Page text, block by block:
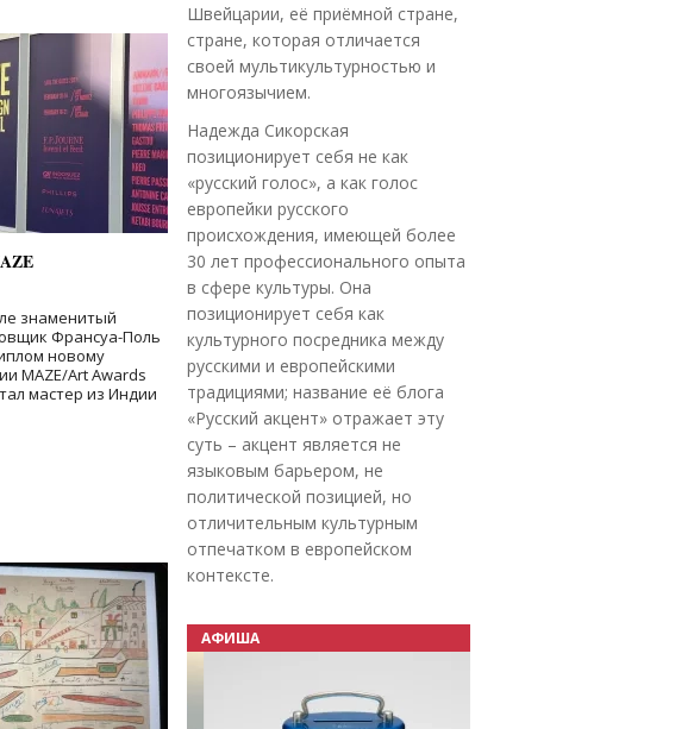
знаменитый
Франсуа-Поль
новому
MAZE/Art Awards
мастер из Индии
Швейцарии, её приёмной стране,
стране, которая отличается
своей мультикультурностью и
многоязычием.
Надежда Сикорская
позиционирует себя не как
«русский голос», а как голос
европейки русского
происхождения, имеющей более
30 лет профессионального опыта
в сфере культуры. Она
позиционирует себя как
культурного посредника между
русскими и европейскими
традициями; название её блога
«Русский акцент» отражает эту
суть – акцент является не
языковым барьером, не
политической позицией, но
отличительным культурным
отпечатком в европейском
контексте.
АФИША